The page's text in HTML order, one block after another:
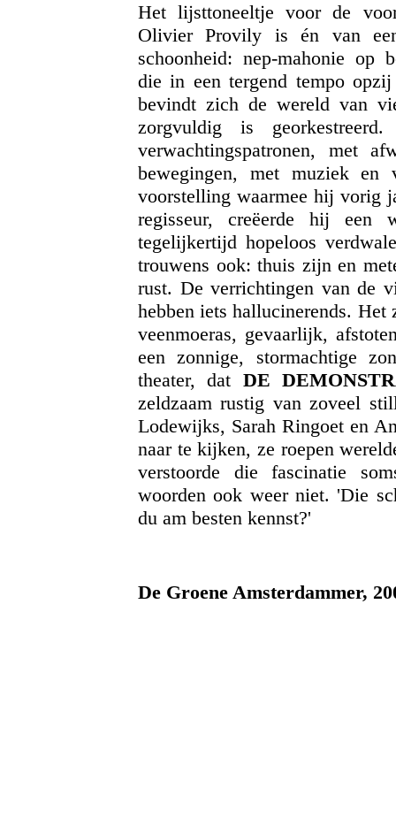
Het lijsttoneeltje voor de
Olivier Provily is én van
schoonheid: nep-mahonie op
die in een tergend tempo opzij
bevindt zich de wereld van
zorgvuldig is
verwachtingspatronen, met
bewegingen, met muziek
voorstelling waarmee hij vorig
regisseur, creëerde hij een
tegelijkertijd hopeloos
trouwens ook: thuis zijn en
rust. De verrichtingen van de
hebben iets hallucinerends.
veenmoeras, gevaarlijk,
een zonnige, stormachtige
theater, dat DE
zeldzaam rustig van zoveel
Lodewijks, Sarah Ringoet en
naar te kijken, ze roepen
verstoorde die fascinatie
woorden ook weer niet. 'Die
du am besten kennst?'
De Groene Amsterdammer,